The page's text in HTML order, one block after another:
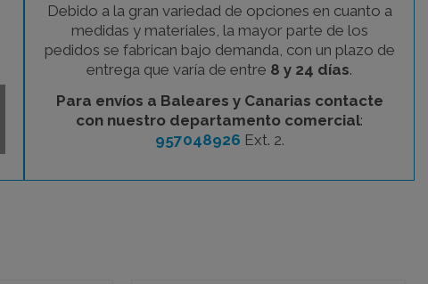
Debido a la gran variedad de opciones en cuanto a
medidas y materiales, la mayor parte de los
pedidos se fabrican bajo demanda, con un plazo de
entrega que varía de entre 8 y 24 días.
Para envíos a Baleares y Canarias contacte
con nuestro departamento comercial:
957048926 Ext. 2.